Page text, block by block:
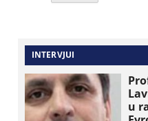
INTERVJUI
u